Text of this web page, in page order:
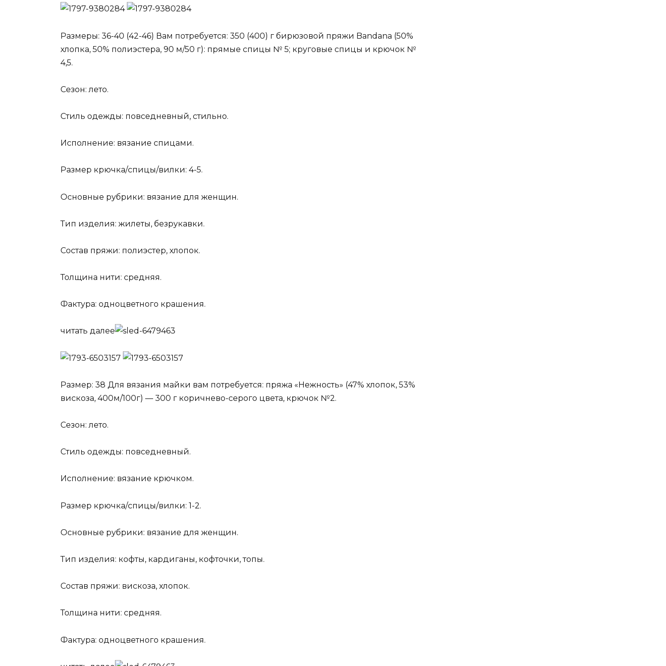
Размеры: 36-40 (42-46) Вам потребуется: 350 (400) г бирюзовой пряжи Bandana (50%
хлопка, 50% полиэстера, 90 м/50 г): прямые спицы № 5; круговые спицы и крючок №
4,5.
Сезон: лето.
Стиль одежды: повседневный, стильно.
Исполнение: вязание спицами.
Размер крючка/спицы/вилки: 4-5.
Основные рубрики: вязание для женщин.
Тип изделия: жилеты, безрукавки.
Состав пряжи: полиэстер, хлопок.
Толщина нити: средняя.
Фактура: одноцветного крашения.
читать далее
Размер: 38 Для вязания майки вам потребуется: пряжа «Нежность» (47% хлопок, 53%
вискоза, 400м/100г) — 300 г коричнево-серого цвета, крючок №2.
Сезон: лето.
Стиль одежды: повседневный.
Исполнение: вязание крючком.
Размер крючка/спицы/вилки: 1-2.
Основные рубрики: вязание для женщин.
Тип изделия: кофты, кардиганы, кофточки, топы.
Состав пряжи: вискоза, хлопок.
Толщина нити: средняя.
Фактура: одноцветного крашения.